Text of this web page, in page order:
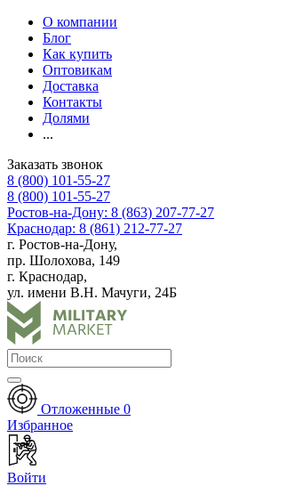
О компании
Блог
Как купить
Оптовикам
Доставка
Контакты
Долями
...
Заказать звонок
8 (800) 101-55-27
8 (800) 101-55-27
Ростов-на-Дону: 8 (863) 207-77-27
Краснодар: 8 (861) 212-77-27
г. Ростов-на-Дону,
пр. Шолохова, 149
г. Краснодар,
ул. имени В.Н. Мачуги, 24Б
Отложенные 0
Избранное
Войти